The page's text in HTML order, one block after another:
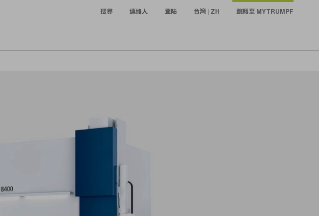
搜尋 連絡人 登陆 台灣 | ZH 跳轉至 MYTRUMPF